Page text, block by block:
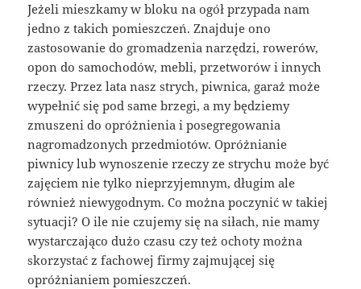
Jeżeli mieszkamy w bloku na ogół przypada nam
jedno z takich pomieszczeń. Znajduje ono
zastosowanie do gromadzenia narzędzi, rowerów,
opon do samochodów, mebli, przetworów i innych
rzeczy. Przez lata nasz strych, piwnica, garaż może
wypełnić się pod same brzegi, a my będziemy
zmuszeni do opróżnienia i posegregowania
nagromadzonych przedmiotów. Opróżnianie
piwnicy lub wynoszenie rzeczy ze strychu może być
zajęciem nie tylko nieprzyjemnym, długim ale
również niewygodnym. Co można poczynić w takiej
sytuacji? O ile nie czujemy się na siłach, nie mamy
wystarczająco dużo czasu czy też ochoty można
skorzystać z fachowej firmy zajmującej się
opróżnianiem pomieszczeń.